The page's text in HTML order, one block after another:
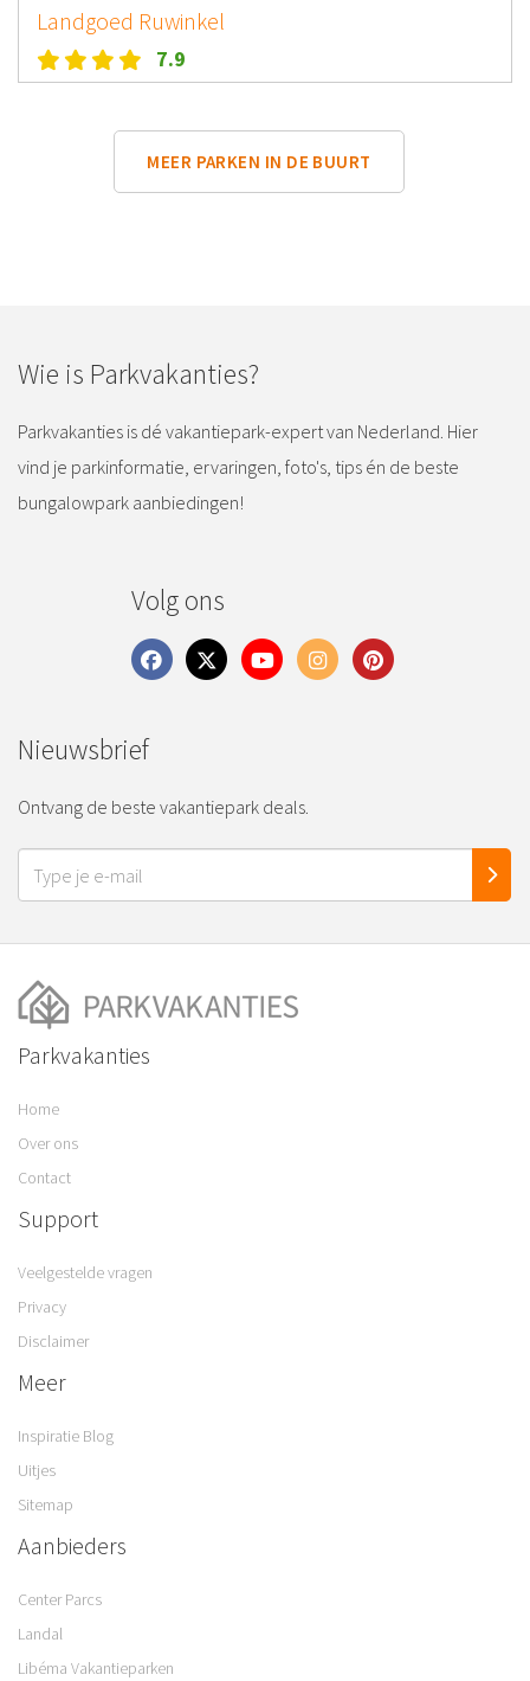
Landgoed Ruwinkel
7.9
MEER PARKEN IN DE BUURT
Wie is Parkvakanties?
Parkvakanties is dé vakantiepark-expert van Nederland. Hier
vind je parkinformatie, ervaringen, foto's, tips én de beste
bungalowpark aanbiedingen!
Volg ons
Nieuwsbrief
Ontvang de beste vakantiepark deals.
Parkvakanties
Home
Over ons
Contact
Support
Veelgestelde vragen
Privacy
Disclaimer
Meer
Inspiratie Blog
Uitjes
Sitemap
Aanbieders
Center Parcs
Landal
Libéma Vakantieparken